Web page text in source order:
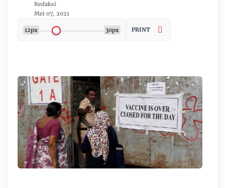
Redaksi
Mei 07, 2021
12px 30px PRINT